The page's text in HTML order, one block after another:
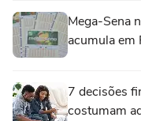
Mega-Sena
acumula em
7 decisões
costumam